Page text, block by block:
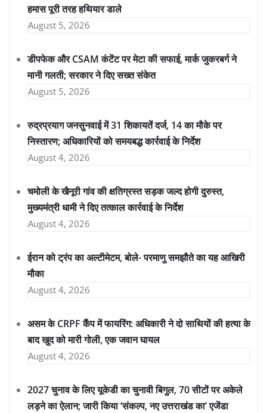
हमास पूरी तरह हथियार डाले
August 5, 2026
डीपफेक और CSAM कंटेंट पर मेटा की सफाई, मार्क जुकरबर्ग ने
मानी गलती; सरकार ने दिए सख्त संकेत
August 5, 2026
रुद्रप्रयाग जनसुनवाई में 31 शिकायतें दर्ज, 14 का मौके पर
निस्तारण; अधिकारियों को समयबद्ध कार्रवाई के निर्देश
August 4, 2026
चमोली के खैनूरी गांव की क्षतिग्रस्त सड़क जल्द होगी दुरुस्त,
मुख्यमंत्री धामी ने दिए तत्काल कार्रवाई के निर्देश
August 4, 2026
ईरान को ट्रंप का अल्टीमेटम, बोले- परमाणु समझौते का यह आखिरी
मौका
August 4, 2026
असम के CRPF कैंप में फायरिंग: अधिकारी ने दो साथियों की हत्या के
बाद खुद को मारी गोली, एक जवान घायल
August 4, 2026
2027 चुनाव के लिए यूकेडी का चुनावी बिगुल, 70 सीटों पर अकेले
लड़ने का ऐलान; जारी किया ‘संकल्प, नए उत्तराखंड का’ एजेंडा